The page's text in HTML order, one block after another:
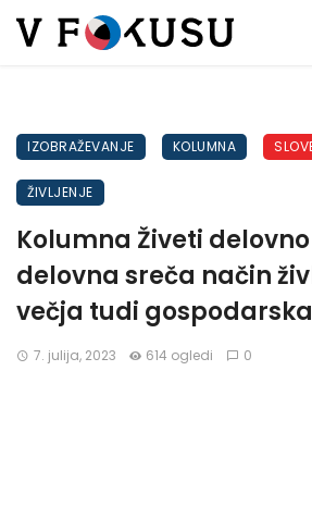
IZOBRAŽEVANJE KOLUMNA
ŽIVLJENJE
Kolumna Živeti
delovna sreča način
večja tudi
7. julija, 2023 614 ogledi 0